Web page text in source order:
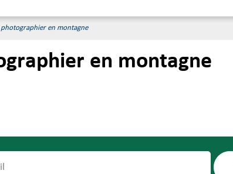
photographier en montagne
en montagne